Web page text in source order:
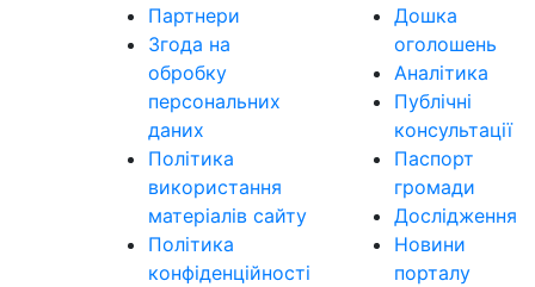
Партнери
Згода на
обробку
персональних
даних
Політика
використання
матеріалів сайту
Політика
конфіденційності
Дошка
оголошень
Аналітика
Публічні
консультації
Паспорт
громади
Дослідження
Новини
порталу